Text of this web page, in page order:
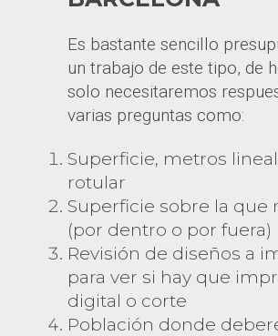
Es bastante sencillo
un trabajo de este tipo, de
solo necesitaremos
varias preguntas como:
Superficie, metros
rotular
Superficie sobre la que
(por dentro o por fuera)
Revisión de diseños a
para ver si hay que
digital o corte
Población donde